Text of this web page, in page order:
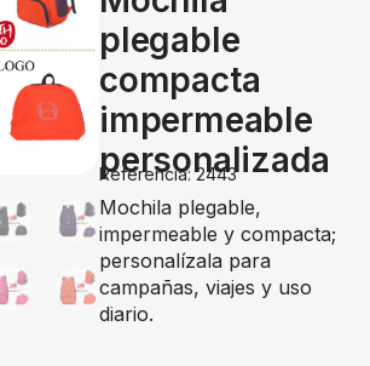
plegable
compacta
impermeable
personalizada
Referencia: 2443
Mochila plegable,
impermeable y compacta;
personalízala para
campañas, viajes y uso
diario.